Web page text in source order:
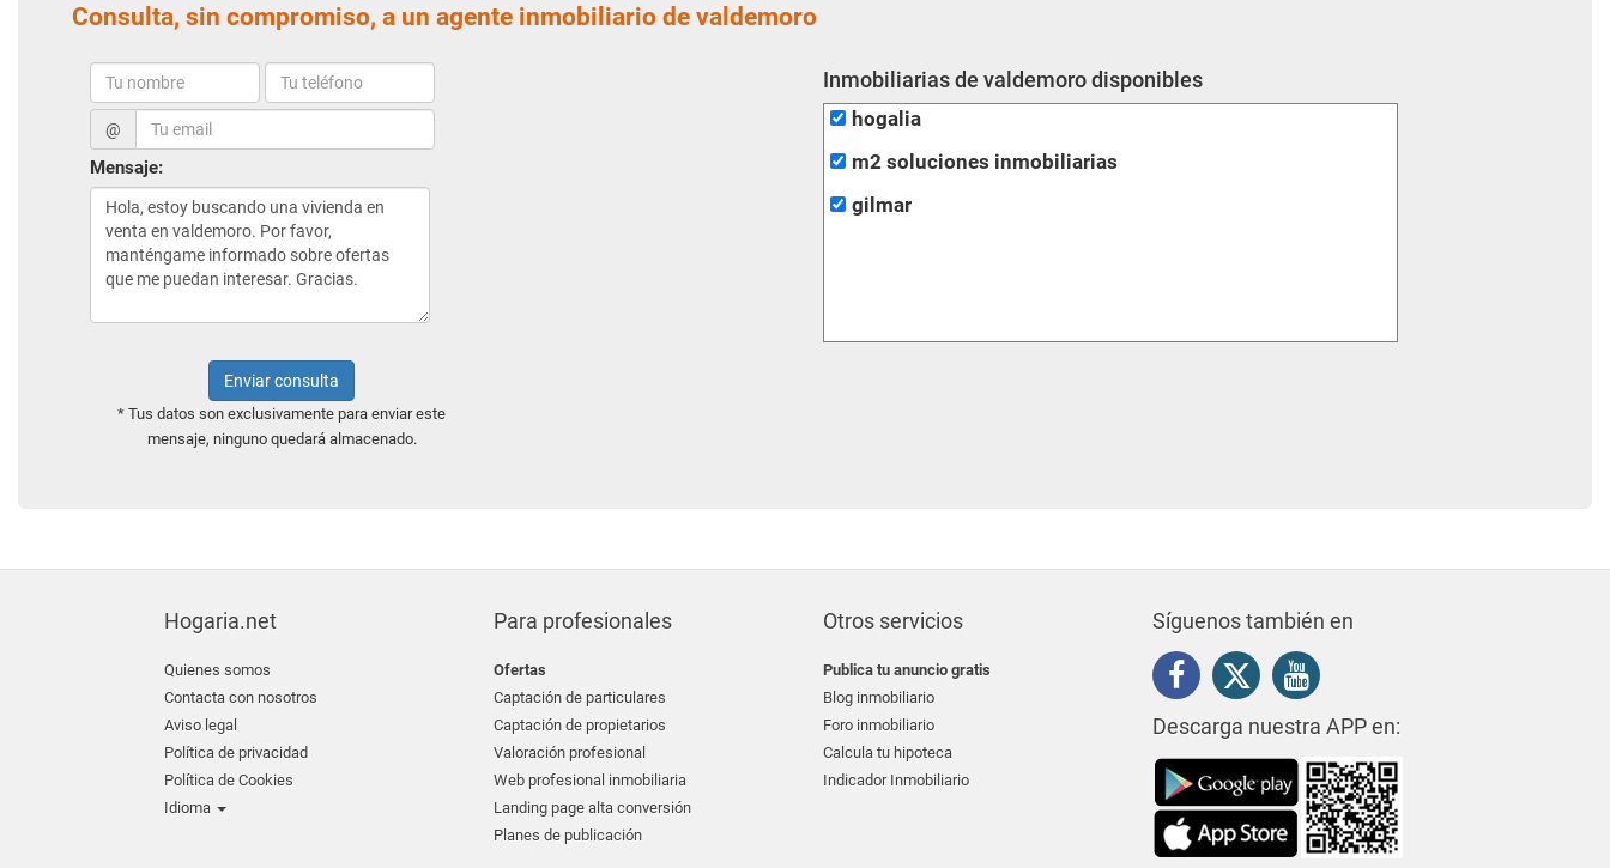
Consulta, sin compromiso, a un agente inmobiliario de valdemoro
@
Mensaje:
Enviar consulta
* Tus datos son exclusivamente para enviar este
mensaje, ninguno quedará almacenado.
Inmobiliarias de valdemoro disponibles
hogalia
m2 soluciones inmobiliarias
gilmar
Hogaria.net
Quienes somos
Contacta con nosotros
Aviso legal
Política de privacidad
Política de Cookies
Idioma
Para profesionales
Ofertas
Captación de particulares
Captación de propietarios
Valoración profesional
Web profesional inmobiliaria
Landing page alta conversión
Planes de publicación
Otros servicios
Publica tu anuncio gratis
Blog inmobiliario
Foro inmobiliario
Calcula tu hipoteca
Indicador Inmobiliario
Síguenos también en
Descarga nuestra APP en: